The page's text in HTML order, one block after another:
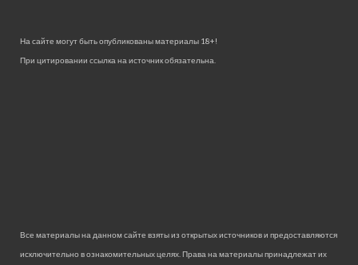
На сайте могут быть опубликованы материалы 18+!
При цитировании ссылка на источник обязательна.
Все материалы на данном сайте взяты из открытых источников и предоставляются
исключительно в ознакомительных целях. Права на материалы принадлежат их